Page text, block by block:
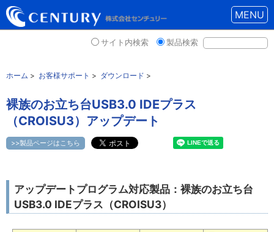
MENU
サイト内検索 製品検索
ホーム > お客様サポート > ダウンロード >
裸族のお立ち台USB3.0 IDEプラス
（CROISU3）アップデート
>>製品ページはこちら
アップデートプログラム対応製品：裸族のお立ち台
USB3.0 IDEプラス（CROISU3）